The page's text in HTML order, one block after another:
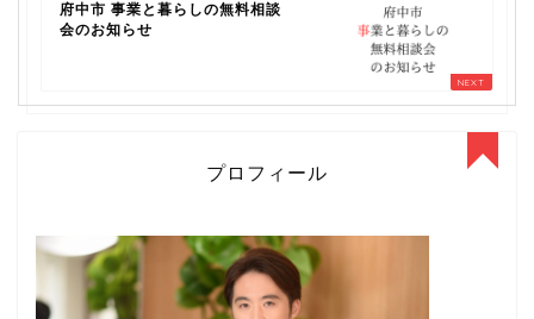
府中市 事業と暮らしの無料相談
会のお知らせ
プロフィール